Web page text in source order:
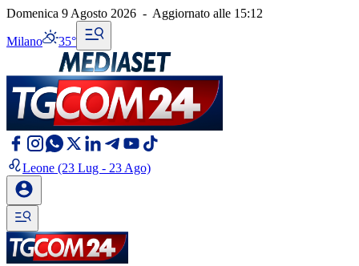
Domenica 9 Agosto 2026 - Aggiornato alle 15:12
Milano 35°
Leone (23 Lug - 23 Ago)